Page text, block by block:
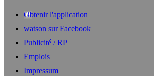
Obtenir l'application
watson sur Facebook
Publicité / RP
Emplois
Impressum